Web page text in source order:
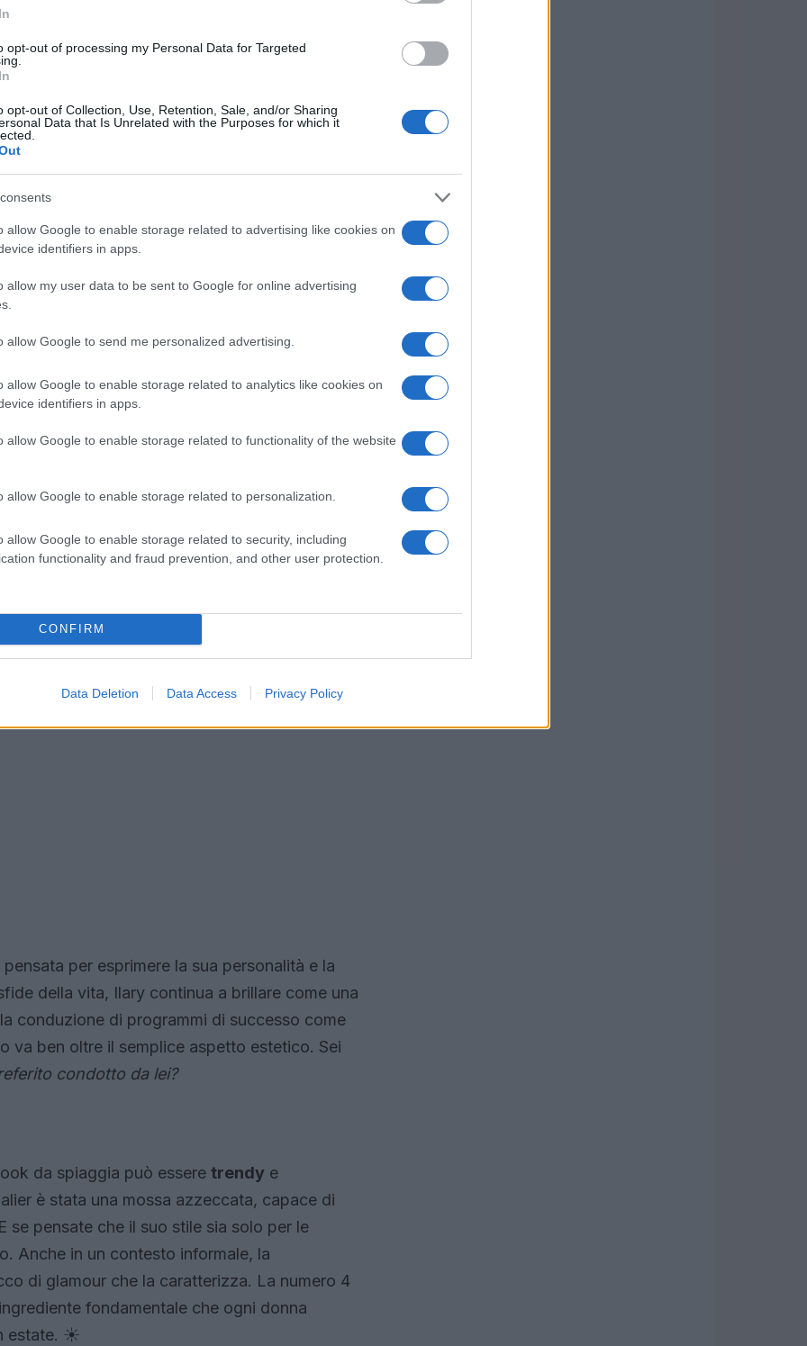
opt-out of processing my Personal Data for Targeted
opt-out of Collection, Use, Retention, Sale, and/or Sharing
Data that Is Unrelated with the Purposes for which it
allow Google to enable storage related to advertising like cookies on
identifiers in apps.
allow my user data to be sent to Google for online advertising
allow Google to send me personalized advertising.
allow Google to enable storage related to analytics like cookies on
identifiers in apps.
allow Google to enable storage related to functionality of the website
allow Google to enable storage related to personalization.
allow Google to enable storage related to security, including
functionality and fraud prevention, and other user protection.
CONFIRM
Data Deletion Data Access Privacy Policy
vacanza per Ilary Blasi, ma
vita dopo la separazione daFrancesco
attraverso un documentario. Ma torniamo
chiffon con una stampa zebrata che la rende
sui fianchi e il maxi scollo sul décolleté sono
è l’intero look che fa la differenza. Gli occhiali
l’outfit, rendendolo perfetto per le
che il suo stile continui a ispirare e
come una giornata in spiaggia. Ma cosa
fresco e alla moda?
a mantenere un equilibrio tracasuale
della moda. Il motivo animalier è un
e della sua capacità di osare senza paura.
da spiaggia; è una vera e propria
non è solo una conduttrice di successo, ma
in una passerella.
per esprimere la sua personalità e la
della vita, Ilary continua a brillare come una
conduzione di programmi di successo come
va ben oltre il semplice aspetto estetico. Sei
condotto da lei?
da spiaggia può essere trendy e
è stata una mossa azzeccata, capace di
se pensate che il suo stile sia solo per le
Anche in un contesto informale, la
di glamour che la caratterizza. La numero 4
fondamentale che ogni donna
estate. ☀️